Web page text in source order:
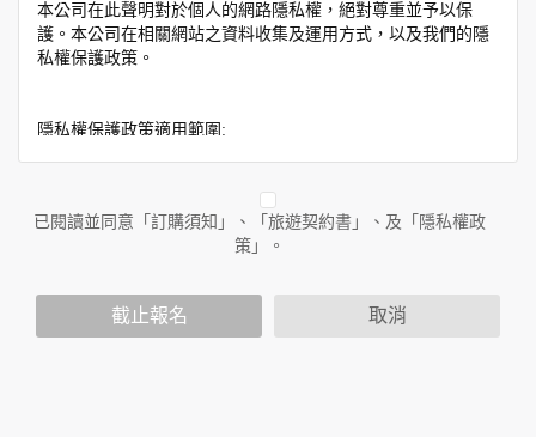
本公司在此聲明對於個人的網路隱私權，絕對尊重並予以保
護。本公司在相關網站之資料收集及運用方式，以及我們的隱
私權保護政策。
隱私權保護政策適用範圍:
務時收集到的身份識別資料，也包括本公司如何處理在商業合
作與本公司合作時分享的任何身份識別資料。隱私權保護政策
不適用於本公司以外的公司或網站群，與非本站所僱用或管理
放連結的廠商也可能蒐集您個人的資料。對於您主動提供的個
人資訊，這些廣告廠商或連結網站有其個別的隱私權保護政
策，其資料處理措施不適用於本公司隱私權保護政策。
已閱讀並同意「訂購須知」、「旅遊契約書」、及「隱私權政
策」。
截止報名 取消